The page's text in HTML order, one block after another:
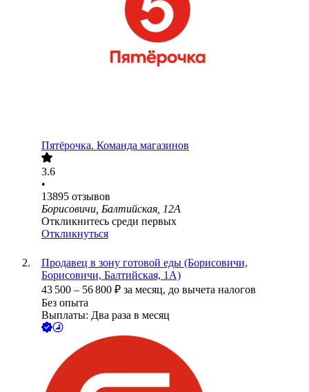
Пятёрочка. Команда магазинов
3.6
•
13895 отзывов
Борисовичи, Балтийская, 12А
Откликнитесь среди первых
Откликнуться
Продавец в зону готовой еды (Борисовичи,
Борисовичи, Балтийская, 1А)
43 500 – 56 800 ₽ за месяц, до вычета налогов
Без опыта
Выплаты: Два раза в месяц